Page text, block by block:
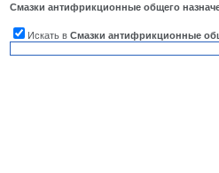
Смазки антифрикционные общего
Искать в Смазки антифрикционные